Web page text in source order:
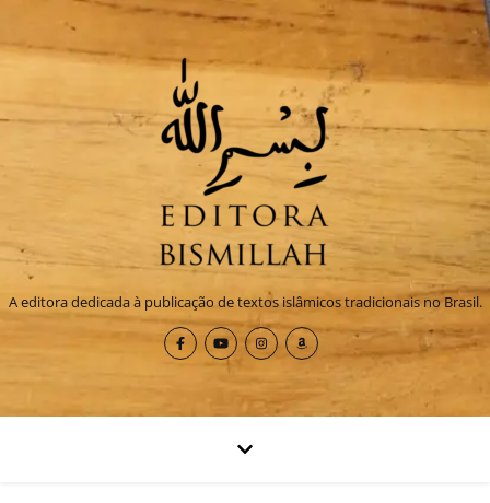
A editora dedicada à publicação de textos islâmicos tradicionais no Brasil.